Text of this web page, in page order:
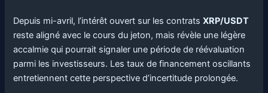
Depuis mi-avril, l’intérêt ouvert sur les contratsXRP/USDT
reste aligné avec le cours du jeton, mais révèle une légère
accalmie qui pourrait signaler une période de réévaluation
parmi les investisseurs. Les taux de financement oscillants
entretiennent cette perspective d’incertitude prolongée.